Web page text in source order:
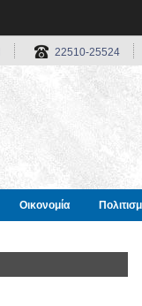
22510-25524
Οικονομία